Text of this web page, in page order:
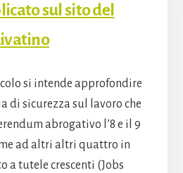
sul sito del
si intende approfondire
di sicurezza sul lavoro che
abrogativo l’8 e il 9
ad altri altri quattro in
a tutele crescenti (Jobs